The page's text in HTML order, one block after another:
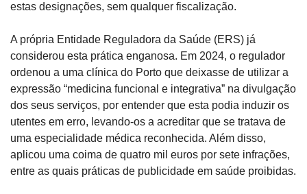
estas designações, sem qualquer fiscalização.
A própria Entidade Reguladora da Saúde (ERS) já
considerou esta prática enganosa. Em 2024, o regulador
ordenou a uma clínica do Porto que deixasse de utilizar a
expressão “medicina funcional e integrativa” na divulgação
dos seus serviços, por entender que esta podia induzir os
utentes em erro, levando-os a acreditar que se tratava de
uma especialidade médica reconhecida. Além disso,
aplicou uma coima de quatro mil euros por sete infrações,
entre as quais práticas de publicidade em saúde proibidas.